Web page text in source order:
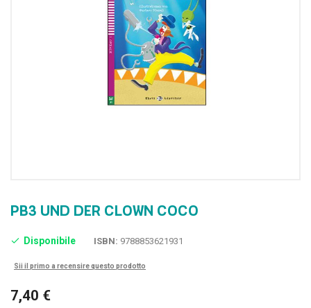
PB3 UND DER CLOWN COCO
Disponibile ISBN: 9788853621931
Sii il primo a recensire questo prodotto
7,40 €